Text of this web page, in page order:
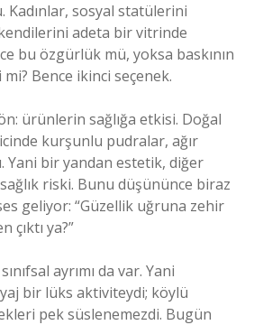
Kadınlar, sosyal statülerini
adeta bir vitrinde
bu özgürlük mü, yoksa baskının
Bence ikinci seçenek.
ürünlerin sağlığa etkisi. Doğal
kurşunlu pudralar, ağır
Yani bir yandan estetik, diğer
riski. Bunu düşününce biraz
geliyor: “Güzellik uğruna zehir
çıktı ya?”
ayrımı da var. Yani
bir lüks aktiviteydi; köylü
pek süslenemezdi. Bugün